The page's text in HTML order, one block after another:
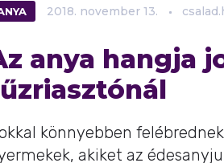
2018. november 13.
anya hangja
könnyebben
akiket az